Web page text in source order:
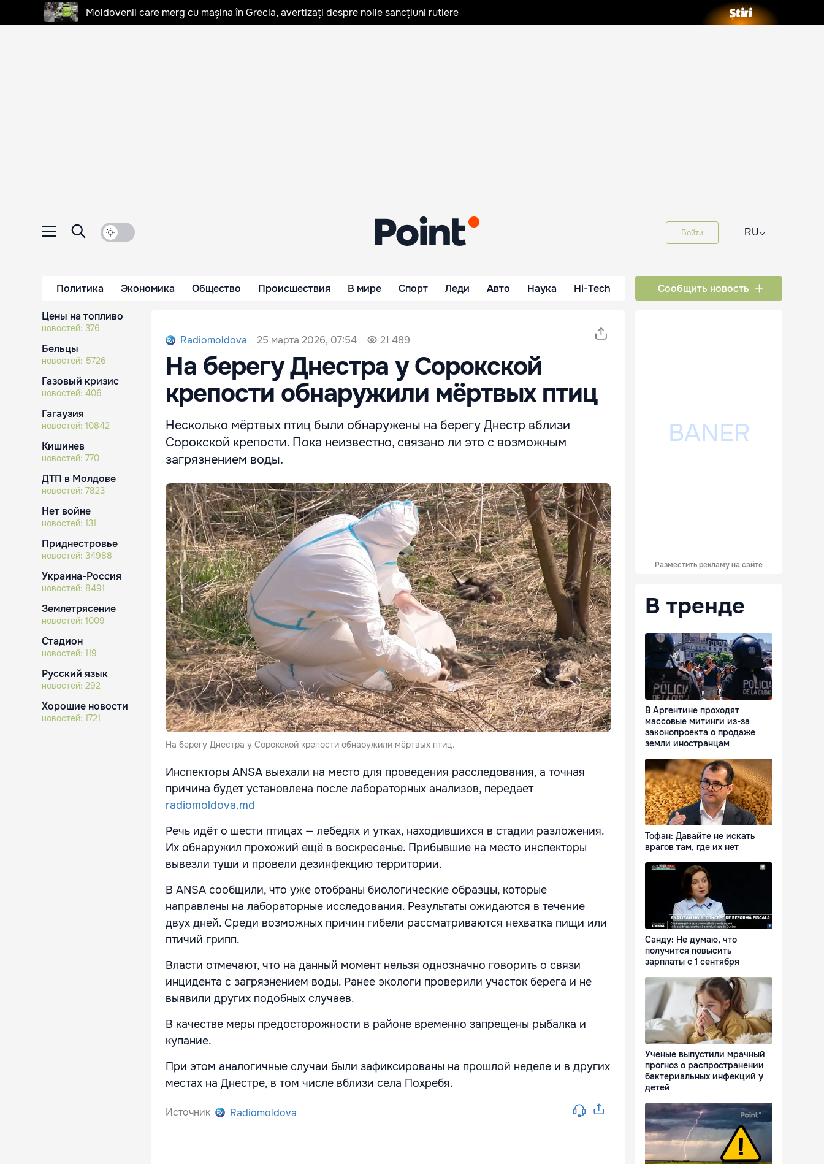
Moldovenii care merg cu mașina în Grecia, avertizați despre noile sancțiuni rutiere
Войти RU⌵
Политика Экономика Общество Происшествия В мире Спорт Леди Авто Наука Hi-Tech Сообщить новость
Цены на топливо
новостей: 376
Бельцы
новостей: 5726
Газовый кризис
новостей: 406
Гагаузия
новостей: 10842
Кишинев
новостей: 770
ДТП в Молдове
новостей: 7823
Нет войне
новостей: 131
Приднестровье
новостей: 34988
Украина-Россия
новостей: 8491
Землетрясение
новостей: 1009
Стадион
новостей: 119
Русский язык
новостей: 292
Хорошие новости
новостей: 1721
Radiomoldova 25 марта 2026, 07:54 21 489
На берегу Днестра у Сорокской
крепости обнаружили мёртвых птиц
Несколько мёртвых птиц были обнаружены на берегу Днестр вблизи
Сорокской крепости. Пока неизвестно, связано ли это с возможным
загрязнением воды.
На берегу Днестра у Сорокской крепости обнаружили мёртвых птиц.
Инспекторы ANSA выехали на место для проведения расследования, а точная
причина будет установлена после лабораторных анализов, передает
radiomoldova.md
Речь идёт о шести птицах — лебедях и утках, находившихся в стадии разложения.
Их обнаружил прохожий ещё в воскресенье. Прибывшие на место инспекторы
вывезли туши и провели дезинфекцию территории.
В ANSA сообщили, что уже отобраны биологические образцы, которые
направлены на лабораторные исследования. Результаты ожидаются в течение
двух дней. Среди возможных причин гибели рассматриваются нехватка пищи или
птичий грипп.
Власти отмечают, что на данный момент нельзя однозначно говорить о связи
инцидента с загрязнением воды. Ранее экологи проверили участок берега и не
выявили других подобных случаев.
В качестве меры предосторожности в районе временно запрещены рыбалка и
купание.
При этом аналогичные случаи были зафиксированы на прошлой неделе и в других
местах на Днестре, в том числе вблизи села Похребя.
Источник Radiomoldova
Разместить рекламу на сайте
В тренде
В Аргентине проходят
массовые митинги из-за
законопроекта о продаже
земли иностранцам
Тофан: Давайте не искать
врагов там, где их нет
Санду: Не думаю, что
получится повысить
зарплаты с 1 сентября
Ученые выпустили мрачный
прогноз о распространении
бактериальных инфекций у
детей